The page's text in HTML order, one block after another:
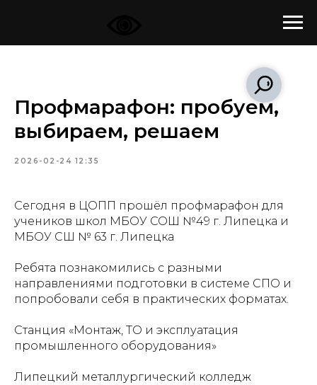
Профмарафон: пробуем,
выбираем, решаем
2026-02-24 12:35
Сегодня в ЦОПП прошёл профмарафон для
учеников школ МБОУ СОШ №49 г. Липецка и
МБОУ СШ № 63 г. Липецка
Ребята познакомились с разными
направлениями подготовки в системе СПО и
попробовали себя в практических форматах.
Станция «Монтаж, ТО и эксплуатация
промышленного оборудования»
Липецкий металлургический колледж